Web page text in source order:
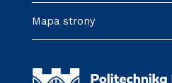
Mapa strony